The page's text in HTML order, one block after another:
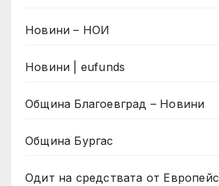
Новини – НОИ
Новини | eufunds
Община Благоевград – Новини
Община Бургас
Одит на средствата от